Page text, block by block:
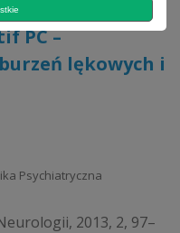
PC –
lękowych i
Psychiatryczna
2013, 2, 97–